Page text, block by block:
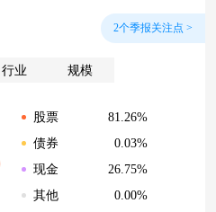
2个季报关注点 >
行业 规模
股票
81.26%
债券
0.03%
现金
26.75%
其他
0.00%